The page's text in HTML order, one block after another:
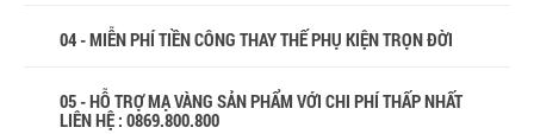
04 - MIỄN PHÍ TIỀN CÔNG THAY THẾ PHỤ KIỆN TRỌN ĐỜI
05 - HỖ TRỢ MẠ VÀNG SẢN PHẨM VỚI CHI PHÍ THẤP NHẤT
LIÊN HỆ : 0869.800.800